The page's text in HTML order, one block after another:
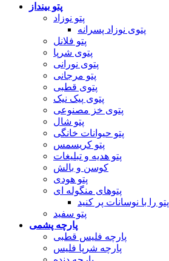
پتو بینداز
پتو نوزاد
پتوی نوزاد پسرانه
پتو فلانل
پتوی شرپا
پتوی نورانی
پتو مرجانی
پتوی قطبی
پتوی پیک نیک
پتوی خز مصنوعی
پتو شال
پتو حیوانات خانگی
پتو کریسمس
پتو هدیه و تبلیغات
کوسن و بالش
پتو هودی
پتوهای منگوله ای
پتو را با نوسانات پر کنید
پتو سفید
پارچه پشمی
پارچه فلیس قطبی
پارچه شرپا فلیس